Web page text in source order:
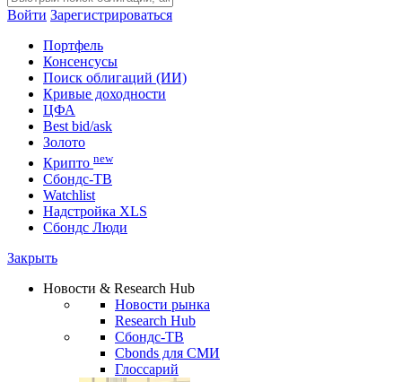
Войти Зарегистрироваться
Портфель
Консенсусы
Поиск облигаций (ИИ)
Кривые доходности
ЦФА
Best bid/ask
Золото
Крипто new
Сбондс-ТВ
Watchlist
Надстройка XLS
Сбондс Люди
Закрыть
Новости & Research Hub
Новости рынка
Research Hub
Сбондс-ТВ
Cbonds для СМИ
Глоссарий